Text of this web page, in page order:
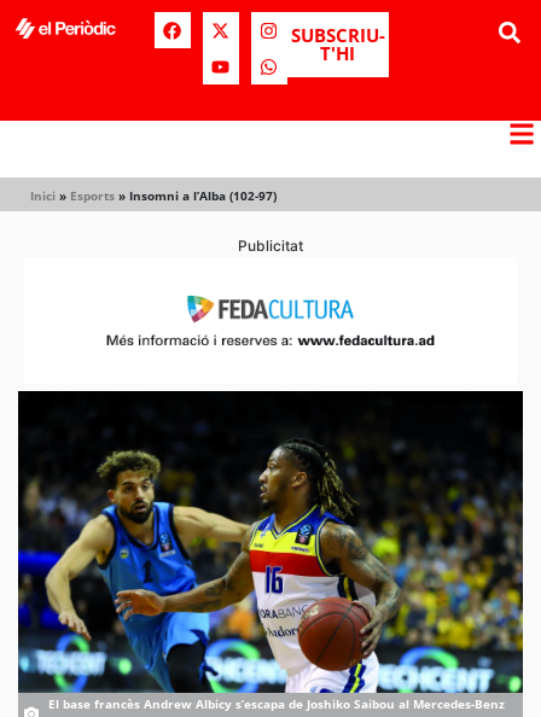
SUBSCRIU-
T'HI
Inici » Esports » Insomni a l’Alba (102-97)
Publicitat
El base francès Andrew Albicy s’escapa de Joshiko Saibou al Mercedes-Benz